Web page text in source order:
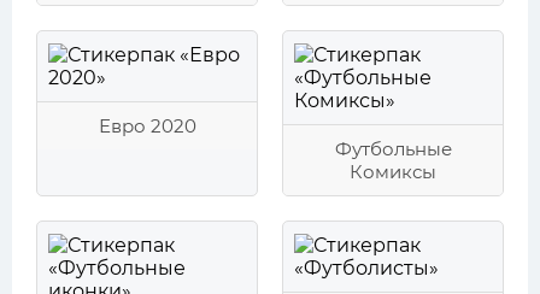
Евро 2020
Футбольные
Комиксы